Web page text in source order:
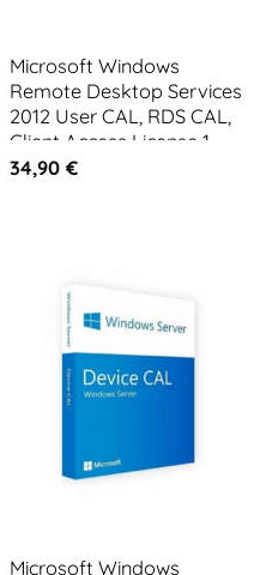
Microsoft Windows
Remote Desktop Services
2012 User CAL, RDS CAL,
Client Access License 1
CAL
34,90 €
Microsoft Windows